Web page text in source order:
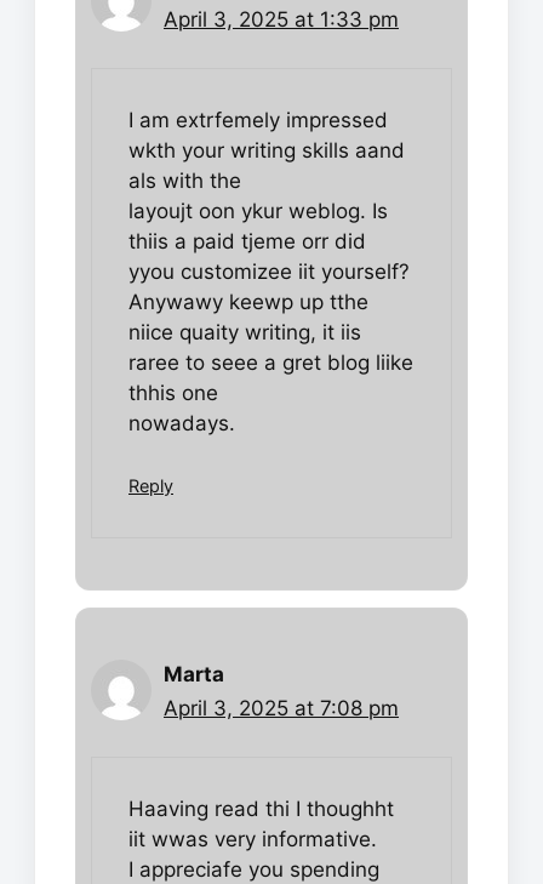
April 3, 2025 at 1:33 pm
I am extrfemely impressed
wkth your writing skills aand
als with the
layoujt oon ykur weblog. Is
thiis a paid tjeme orr did
yyou customizee iit yourself?
Anywawy keewp up tthe
niice quaity writing, it iis
raree to seee a gret blog liike
thhis one
nowadays.
Reply
Marta
April 3, 2025 at 7:08 pm
Haaving read thi I thoughht
iit wwas very informative.
I appreciafe you spending